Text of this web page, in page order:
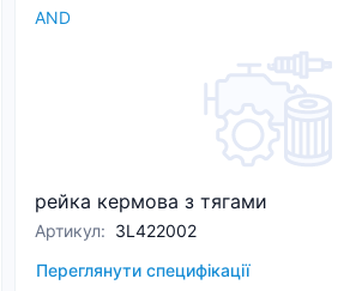
AND
рейка кермова з тягами
Артикул: 3L422002
Переглянути специфікації